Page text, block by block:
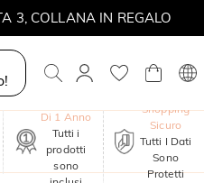
3, COLLANA IN REGALO
Di 1 Anno
Tutti i
prodotti
sono
Shopping
Sicuro
Tutti I Dati
Sono
Protetti